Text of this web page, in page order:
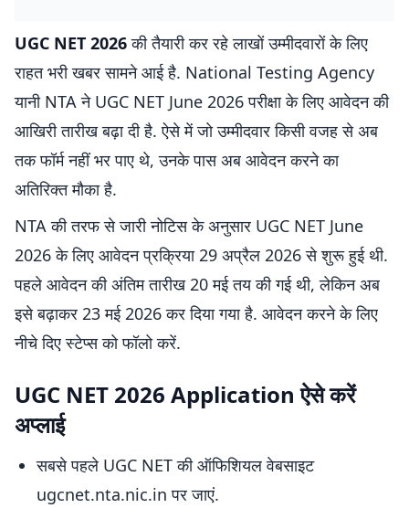
UGC NET 2026की तैयारी कर रहे लाखों उम्मीदवारों के लिए
राहत भरी खबर सामने आई है. National Testing Agency
यानी NTA ने UGC NET June 2026 परीक्षा के लिए आवेदन की
आखिरी तारीख बढ़ा दी है. ऐसे में जो उम्मीदवार किसी वजह से अब
तक फॉर्म नहीं भर पाए थे, उनके पास अब आवेदन करने का
अतिरिक्त मौका है.
NTA की तरफ से जारी नोटिस के अनुसार UGC NET June
2026 के लिए आवेदन प्रक्रिया 29 अप्रैल 2026 से शुरू हुई थी.
पहले आवेदन की अंतिम तारीख 20 मई तय की गई थी, लेकिन अब
इसे बढ़ाकर 23 मई 2026 कर दिया गया है. आवेदन करने के लिए
नीचे दिए स्टेप्स को फॉलो करें.
UGC NET 2026 Application ऐसे करें
अप्लाई
सबसे पहले UGC NET की ऑफिशियल वेबसाइट
ugcnet.nta.nic.in पर जाएं.